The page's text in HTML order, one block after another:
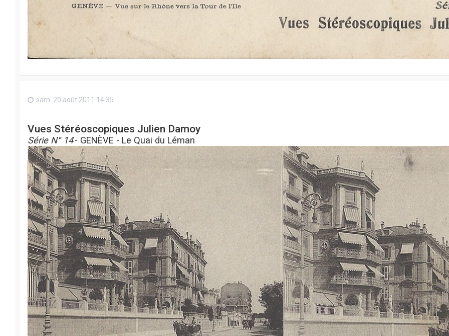
sam. 20 août 2011 14:35
Vues Stéréoscopiques Julien Damoy
Série N° 14- GENÈVE - Le Quai du Léman